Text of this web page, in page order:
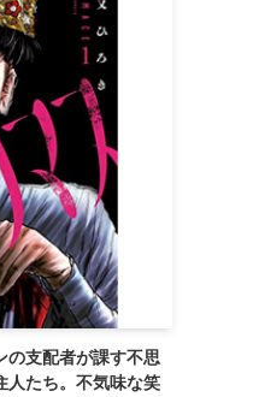
の支配者が課す不思
人たち。不気味な笑